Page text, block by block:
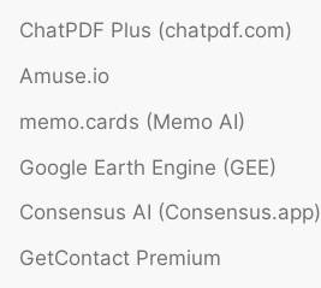
ChatPDF Plus (chatpdf.com)
Amuse.io
memo.cards (Memo AI)
Google Earth Engine (GEE)
Consensus AI (Consensus.app)
GetContact Premium